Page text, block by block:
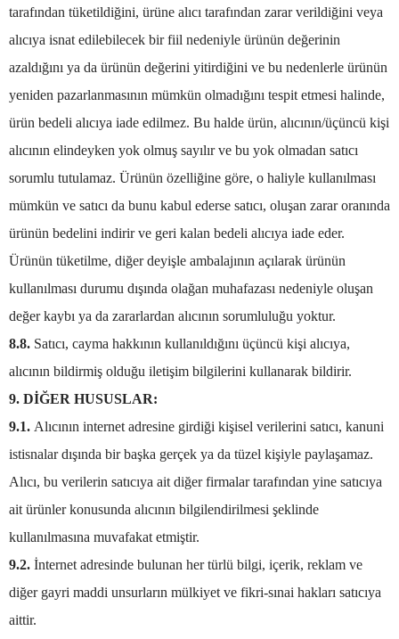
tarafından tüketildiğini, ürüne alıcı tarafından zarar verildiğini veya
alıcıya isnat edilebilecek bir fiil nedeniyle ürünün değerinin
azaldığını ya da ürünün değerini yitirdiğini ve bu nedenlerle ürünün
yeniden pazarlanmasının mümkün olmadığını tespit etmesi halinde,
ürün bedeli alıcıya iade edilmez. Bu halde ürün, alıcının/üçüncü kişi
alıcının elindeyken yok olmuş sayılır ve bu yok olmadan satıcı
sorumlu tutulamaz. Ürünün özelliğine göre, o haliyle kullanılması
mümkün ve satıcı da bunu kabul ederse satıcı, oluşan zarar oranında
ürünün bedelini indirir ve geri kalan bedeli alıcıya iade eder.
Ürünün tüketilme, diğer deyişle ambalajının açılarak ürünün
kullanılması durumu dışında olağan muhafazası nedeniyle oluşan
değer kaybı ya da zararlardan alıcının sorumluluğu yoktur.
8.8. Satıcı, cayma hakkının kullanıldığını üçüncü kişi alıcıya,
alıcının bildirmiş olduğu iletişim bilgilerini kullanarak bildirir.
9. DİĞER HUSUSLAR:
9.1. Alıcının internet adresine girdiği kişisel verilerini satıcı, kanuni
istisnalar dışında bir başka gerçek ya da tüzel kişiyle paylaşamaz.
Alıcı, bu verilerin satıcıya ait diğer firmalar tarafından yine satıcıya
ait ürünler konusunda alıcının bilgilendirilmesi şeklinde
kullanılmasına muvafakat etmiştir.
9.2. İnternet adresinde bulunan her türlü bilgi, içerik, reklam ve
diğer gayri maddi unsurların mülkiyet ve fikri-sınai hakları satıcıya
aittir.